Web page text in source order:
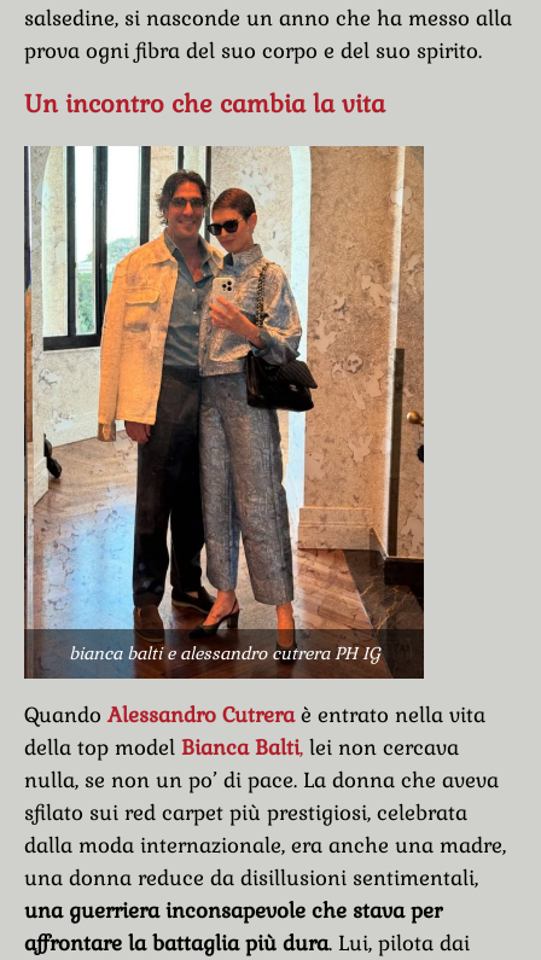
salsedine, si nasconde un anno che ha messo alla
prova ogni fibra del suo corpo e del suo spirito.
Un incontro che cambia la vita
bianca balti e alessandro cutrera PH IG
QuandoAlessandro Cutreraè entrato nella vita
della top model Bianca Balti, lei non cercava
nulla, se non un po’ di pace. La donna che aveva
sfilato sui red carpet più prestigiosi, celebrata
dalla moda internazionale, era anche una madre,
una donna reduce da disillusioni sentimentali,
una guerriera inconsapevole che stava per
affrontare la battaglia più dura. Lui, pilota dai